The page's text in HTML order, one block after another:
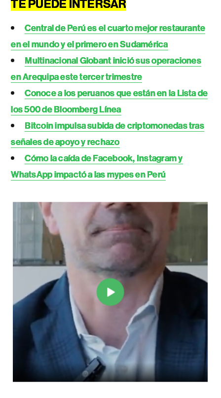
TE PUEDE INTERSAR
Central de Perú es el cuarto mejor restaurante
en el mundo y el primero en Sudamérica
Multinacional Globant inició sus operaciones
en Arequipa este tercer trimestre
Conoce a los peruanos que están en la Lista de
los 500 de Bloomberg Línea
Bitcoin impulsa subida de criptomonedas tras
señales de apoyo y rechazo
Cómo la caída de Facebook, Instagram y
WhatsApp impactó a las mypes en Perú